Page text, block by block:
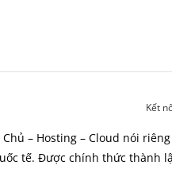
Kết
– Hosting – Cloud nói
tế. Được chính thức thành